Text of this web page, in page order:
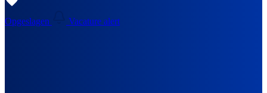
Opgeslagen Vacature alert